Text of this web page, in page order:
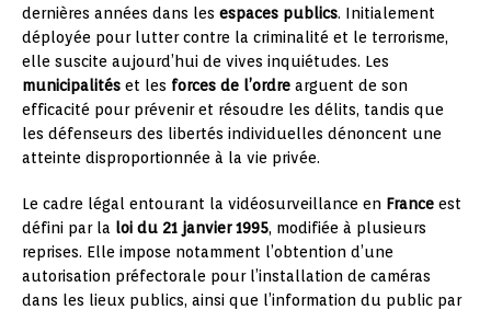
dernières années dans les espaces publics. Initialement
déployée pour lutter contre la criminalité et le terrorisme,
elle suscite aujourd’hui de vives inquiétudes. Les
municipalités et les forces de l’ordre arguent de son
efficacité pour prévenir et résoudre les délits, tandis que
les défenseurs des libertés individuelles dénoncent une
atteinte disproportionnée à la vie privée.
Le cadre légal entourant la vidéosurveillance en France est
défini par la loi du 21 janvier 1995, modifiée à plusieurs
reprises. Elle impose notamment l’obtention d’une
autorisation préfectorale pour l’installation de caméras
dans les lieux publics, ainsi que l’information du public par